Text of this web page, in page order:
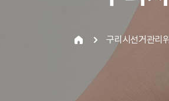
구리시선거관리